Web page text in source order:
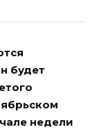
будет
недели